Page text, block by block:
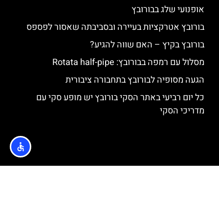
אופנועי שלג בבורובץ
בורובץ אטרקציות בעיירה ובסביבתה שאסור לפספס
בורובץ בקיץ – האם שווה להגיע?
מסלול עם רמפה בבורובץ: Rotata half-pipe
הגעה מסופיה לבורובץ בתחבורה ציבורית
כל יום רביעי באתר הסקי בורובץ יש מופע סקי עם
מדריכי הסקי